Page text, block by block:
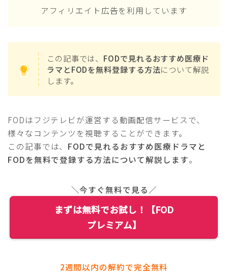
アフィリエイト広告を利用しています
この記事では、 FODで見れるおすすめ医療ド
ラマとFODを無料登録する方法について解説
します。
FODはフジテレビが運営する動画配信サービスで、
様々なコンテンツを視聴することができます。
この記事では、 FODで見れるおすすめ医療ドラマと
FODを無料で登録する方法について解説します。
＼今すぐ無料で見る／
まずは無料でお試し！【FOD
プレミアム】
2週間以内の解約で完全無料